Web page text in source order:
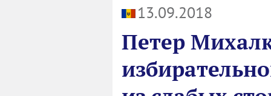
13.09.2018
Петер